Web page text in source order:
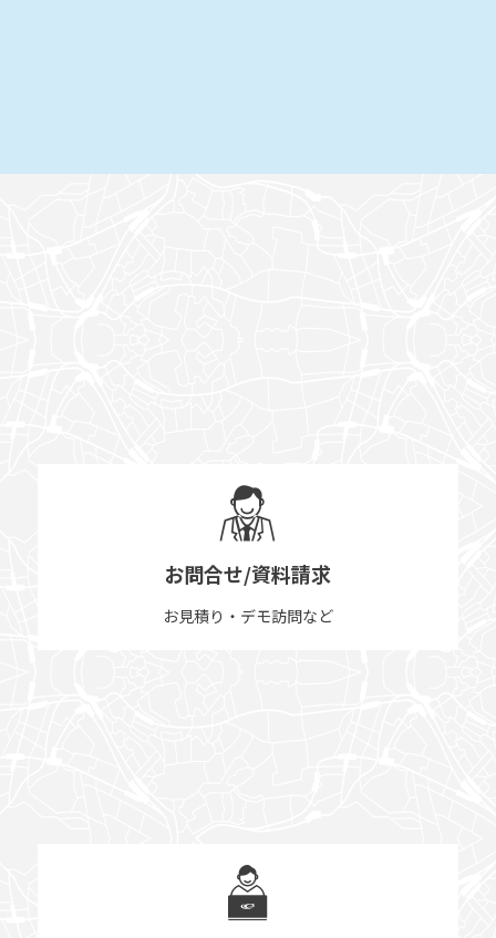
お問合せ/資料請求
お見積り・デモ訪問など